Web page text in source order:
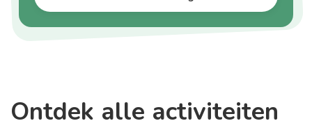
Ontdek alle activiteiten